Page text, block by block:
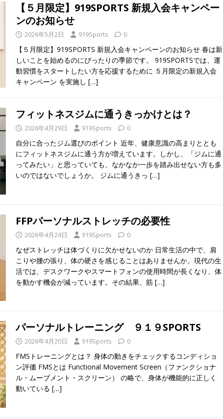
【５月限定】919SPORTS 新規入会キャンペー
ンのお知らせ
2026年5月2日 919Sports 0
【５月限定】919SPORTS 新規入会キャンペーンのお知らせ 春は新
しいことを始めるのにぴったりの季節です。 919SPORTSでは、運
動習慣をスタートしたい方を応援するために ５月限定の新規入会
キャンペーン を実施し […]
フィットネスジムに通うきっかけとは？
2026年4月29日 919Sports 0
自分に合ったジム選びのポイント 近年、健康意識の高まりととも
にフィットネスジムに通う方が増えています。しかし、「ジムに通
ってみたい」と思っていても、なかなか一歩を踏み出せない方も多
いのではないでしょうか。 ジムに通うきっ […]
FFPパーソナルストレッチの必要性
2026年4月24日 919Sports 0
なぜストレッチは体づくりに欠かせないのか 日常生活の中で、肩
こりや腰の張り、体の硬さを感じることはありませんか。現代の生
活では、デスクワークやスマートフォンの使用時間が長くなり、体
を動かす機会が減っています。その結果、筋 […]
パーソナルトレーニング ９１９SPORTS
2026年4月20日 919Sports 0
FMSトレーニングとは？ 身体の動きをチェックするコンディショ
ン評価 FMSとは Functional Movement Screen（ファンクショナ
ル・ムーブメント・スクリーン） の略で、身体が機能的に正しく
動いている […]